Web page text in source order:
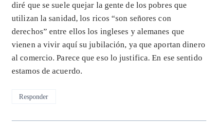
diré que se suele quejar la gente de los pobres que
utilizan la sanidad, los ricos “son señores con
derechos” entre ellos los ingleses y alemanes que
vienen a vivir aquí su jubilación, ya que aportan dinero
al comercio. Parece que eso lo justifica. En ese sentido
estamos de acuerdo.
Responder